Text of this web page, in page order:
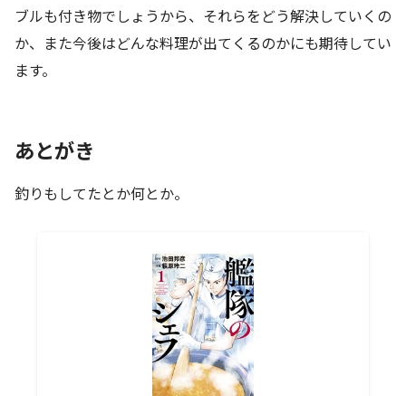
ブルも付き物でしょうから、それらをどう解決していくの
か、また今後はどんな料理が出てくるのかにも期待してい
ます。
あとがき
釣りもしてたとか何とか。